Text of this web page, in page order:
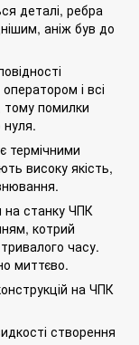
деталі, ребра
аніж був до
і всі
тому помилки
термічними
високу якість,
на станку ЧПК
котрий
часу.
миттєво.
на ЧПК
створення